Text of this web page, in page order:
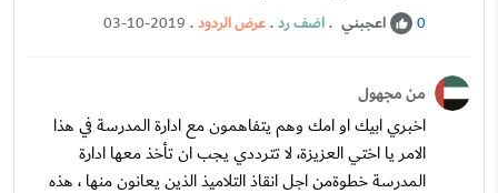
0 اعجبني .اضف رد.عرض الردود.
03-10-2019
من مجهول
اخبري ابيك او امك وهم يتفاهمون مع ادارة المدرسة في هذا
الامر يا اختي العزيزة، لا تترددي يجب ان تأخذ معها ادارة
المدرسة خطوةمن اجل انقاذ التلاميذ الذين يعانون منها ، هذه